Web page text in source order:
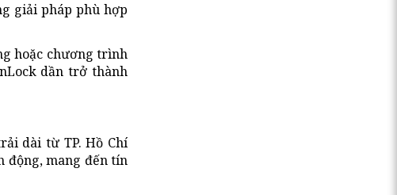
giải pháp phù hợp
hoặc chương trình
dần trở thành
dài từ TP. Hồ Chí
động, mang đến tín